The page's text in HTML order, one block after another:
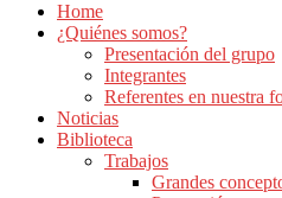
Home
¿Quiénes somos?
Presentación del grupo
Integrantes
Referentes en nuestra
Noticias
Biblioteca
Trabajos
Grandes